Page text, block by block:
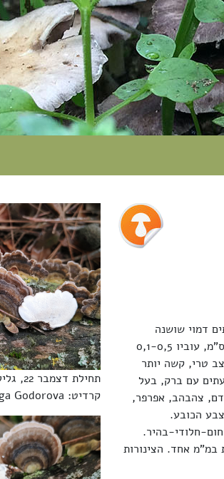
דמוי שושנה
המורכבת מכמה גופי רביה המחוברים בבסיסם. קוטרו 2-7(10) ס"מ, רוחבו 1-5 ס"מ, עוביו 0,1-0,5
טרי, קשה יותר
עם ברק, בעל
צהבהב, אפרפר,
הכובע.
חלודי-בהיר.
לפעמים מאורכים וקצותיהם לא תמימים, 3-5 יחידות במ"מ אחד. הצינורות
תחילת דצמבר 22, גליל עליון
קרדיט: Olga Godorova